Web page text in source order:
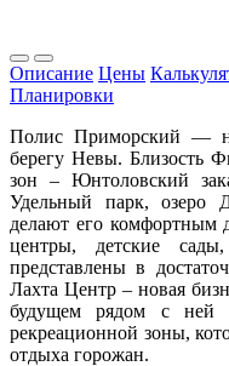
Описание Цены
Планировки
Полис Приморский —
берегу Невы. Близость
зон – Юнтоловский
Удельный парк, озеро
делают его комфортным
центры, детские
представлены в
Лахта Центр – новая
будущем рядом с ней
рекреационной зоны,
отдыха горожан.